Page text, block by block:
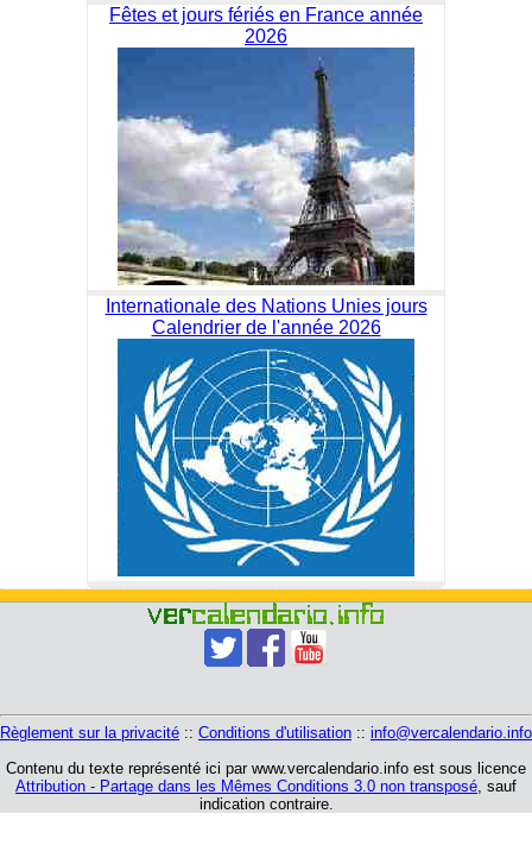
Fêtes et jours fériés en France année
2026
Internationale des Nations Unies jours
Calendrier de l'année 2026
Règlement sur la privacité :: Conditions d'utilisation :: info@vercalendario.info
Contenu du texte représenté ici par www.vercalendario.info est sous licence
Attribution - Partage dans les Mêmes Conditions 3.0 non transposé, sauf
indication contraire.